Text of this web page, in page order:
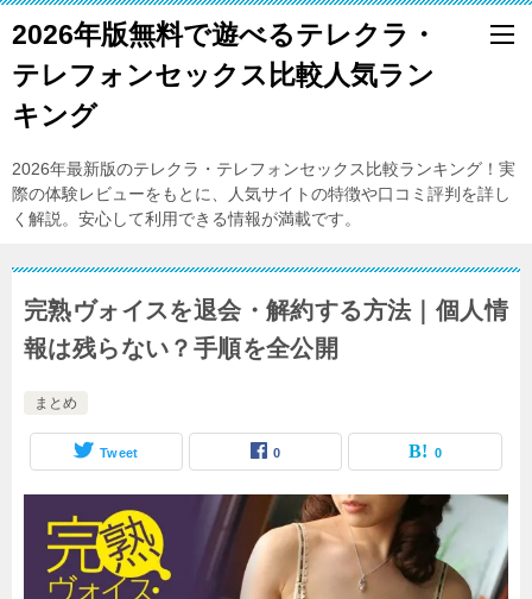
2026年版無料で遊べるテレクラ・
テレフォンセックス比較人気ラン
キング
2026年最新版のテレクラ・テレフォンセックス比較ランキング！実
際の体験レビューをもとに、人気サイトの特徴や口コミ評判を詳し
く解説。安心して利用できる情報が満載です。
完熟ヴォイスを退会・解約する方法｜個人情
報は残らない？手順を全公開
まとめ
Tweet 0 0